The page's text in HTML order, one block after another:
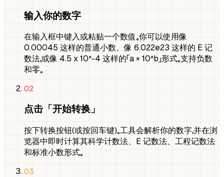
输入你的数字
在输入框中键入或粘贴一个数值。你可以使用像
0.00045 这样的普通小数、像 6.022e23 这样的 E 记
数法，或像 4.5 x 10^-4 这样的「a × 10^b」形式。支持负数
和零。
02
点击「开始转换」
按下转换按钮（或按回车键）。工具会解析你的数字，并在浏
览器中即时计算其科学计数法、E 记数法、工程记数法
和标准小数形式。
03